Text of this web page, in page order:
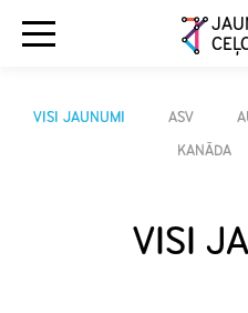
VISI JAUNUMI ASV
KANĀDA
VISI